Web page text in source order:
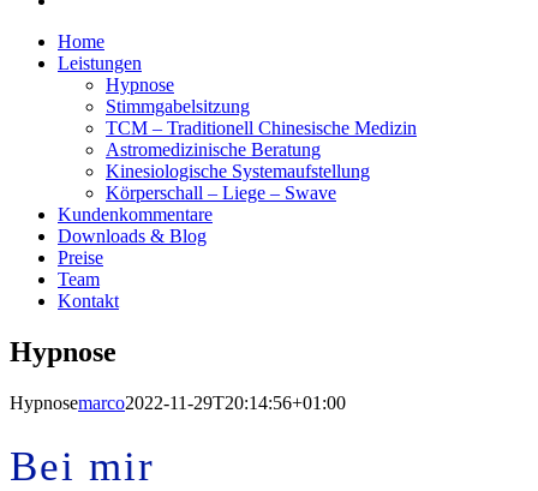
Home
Leistungen
Hypnose
Stimmgabelsitzung
TCM – Traditionell Chinesische Medizin
Astromedizinische Beratung
Kinesiologische Systemaufstellung
Körperschall – Liege – Swave
Kundenkommentare
Downloads & Blog
Preise
Team
Kontakt
Hypnose
Hypnosemarco2022-11-29T20:14:56+01:00
Bei mir